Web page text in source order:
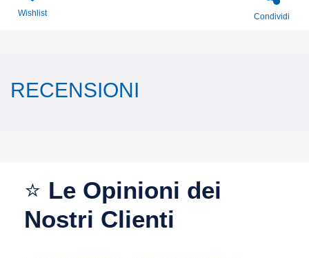
Wishlist Condividi
RECENSIONI
⭐ Le Opinioni dei
Nostri Clienti